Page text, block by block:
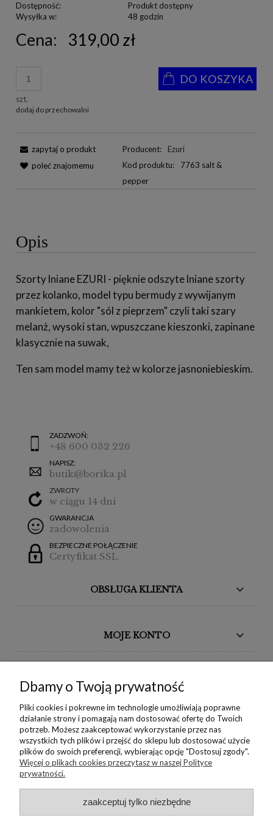
Dostępność:
Produkt dostępny
Wysyłka w:
48 godzin
Cena: 319,00 zł
szt.
DO KOSZYKA
dodaj do przechowalni
Producent:
Ezuri
Kod produktu:
7763 salt &
pepper
zapytaj o produkt
poleć znajomemu
Opis
Szorty lniane EZURI - pięknie odszyte lniane szorty
przez kolanko, model typu bermudy z wywijanym
mankietem, kolor "sól z pieprzem" czyli taki szary
melanż, wysoki stan, wpuszczane kieszonki, zapinane
klasycznie na suwak,
Ten sam model mamy też w kolorze jasnoniebieskim.
ZADZWOŃ:
+48 600 032 226
NAPISZ:
butik@borika.pl
ZWROTY
w ciągu 14 dni
GWARANCJA
zadowolenia
BEZPIECZNE POŁĄCZENIE
Certyfikat SSL
OBSŁUGA KLIENTA
MOJE KONTO
BORIKA DESIGN
MONIKA BORAK
NEWSLETTER
Copyright © 2022 Borika.pl
Dbamy o Twoją prywatność
Pliki cookies i pokrewne im technologie umożliwiają poprawne
działanie strony i pomagają nam dostosować ofertę do Twoich
potrzeb. Możesz zaakceptować wykorzystanie przez nas
wszystkich tych plików i przejść do sklepu lub dostosować użycie
plików do swoich preferencji, wybierając opcję "Dostosuj zgody".
Więcej o plikach cookies przeczytasz w naszej Polityce
prywatności.
zaakceptuj tylko niezbędne